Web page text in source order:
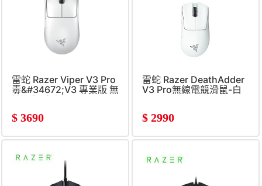
雷蛇 Razer Viper V3 Pro
毒&#34672;V3 專業版 無
$ 3690
雷蛇 Razer DeathAdder
V3 Pro無線電競滑鼠-白
$ 2990